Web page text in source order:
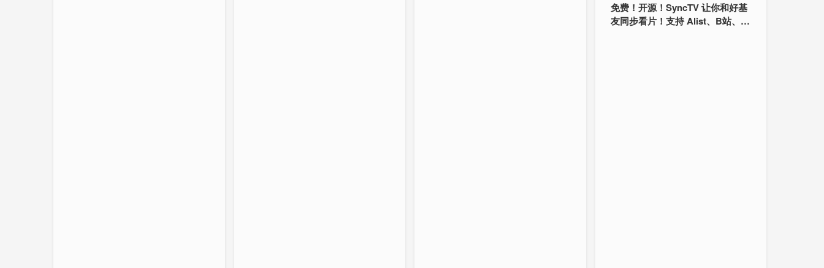
免费！开源！SyncTV 让你和好基
友同步看片！支持 Alist、B站、E